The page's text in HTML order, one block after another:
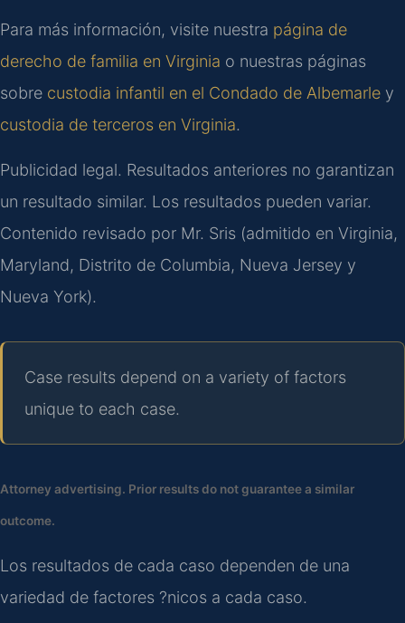
Para más información, visite nuestra página de
derecho de familia en Virginia o nuestras páginas
sobre custodia infantil en el Condado de Albemarle y
custodia de terceros en Virginia.
Publicidad legal. Resultados anteriores no garantizan
un resultado similar. Los resultados pueden variar.
Contenido revisado por Mr. Sris (admitido en Virginia,
Maryland, Distrito de Columbia, Nueva Jersey y
Nueva York).
Case results depend on a variety of factors
unique to each case.
Attorney advertising. Prior results do not guarantee a similar
outcome.
Los resultados de cada caso dependen de una
variedad de factores ?nicos a cada caso.